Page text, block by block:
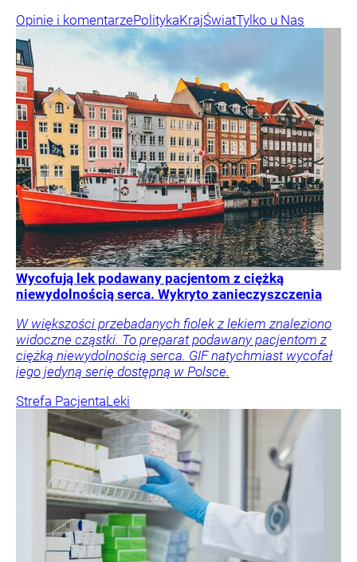
Opinie i komentarzePolitykaKrajŚwiatTylko u Nas
Wycofują lek podawany pacjentom z ciężką
niewydolnością serca. Wykryto zanieczyszczenia
W większości przebadanych fiolek z lekiem znaleziono
widoczne cząstki. To preparat podawany pacjentom z
ciężką niewydolnością serca. GIF natychmiast wycofał
jego jedyną serię dostępną w Polsce.
Strefa PacjentaLeki